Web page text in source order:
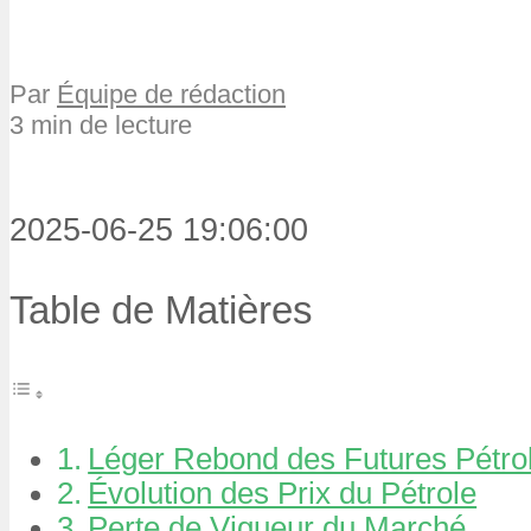
Par Équipe de rédaction
3 min de lecture
2025-06-25 19:06:00
Table de Matières
Léger Rebond des Futures
Évolution des Prix du Pétrole